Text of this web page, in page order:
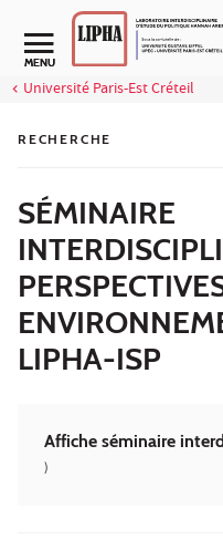
Aller au contenu
MENU
Université Paris-Est Créteil
RECHERCHE
SÉMINAIRE
LIPHA-ISP
Affiche séminaire
)